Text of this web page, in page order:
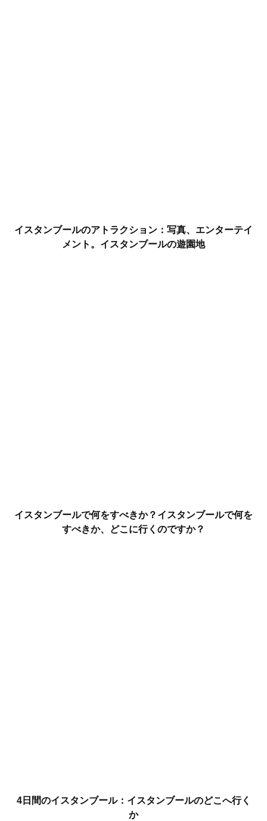
イスタンブールのアトラクション：写真、エンターテイ
メント。イスタンブールの遊園地
イスタンブールで何をすべきか？イスタンブールで何を
すべきか、どこに行くのですか？
4日間のイスタンブール：イスタンブールのどこへ行く
か